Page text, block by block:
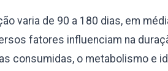
varia de 90 a 180 dias, em
fatores influenciam na
consumidas, o metabolismo e